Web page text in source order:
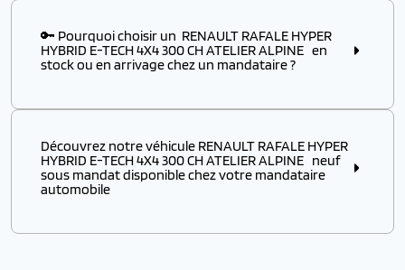
🔑 Pourquoi choisir un RENAULT RAFALE HYPER
HYBRID E-TECH 4X4 300 CH ATELIER ALPINE en
stock ou en arrivage chez un mandataire ?
Choisir ce modèleen stockouen arrivagechez un
✔️ D’obtenir unmodèle disponible immédiatement
sans attendre plusieurs mois de délai usine
distributeurs européens
Découvrez notre véhicule RENAULT RAFALE HYPER
HYBRID E-TECH 4X4 300 CH ATELIER ALPINE neuf
sous mandat disponible chez votre mandataire
automobile
Découvrez notre véhicule RENAULT RAFALE HYPER